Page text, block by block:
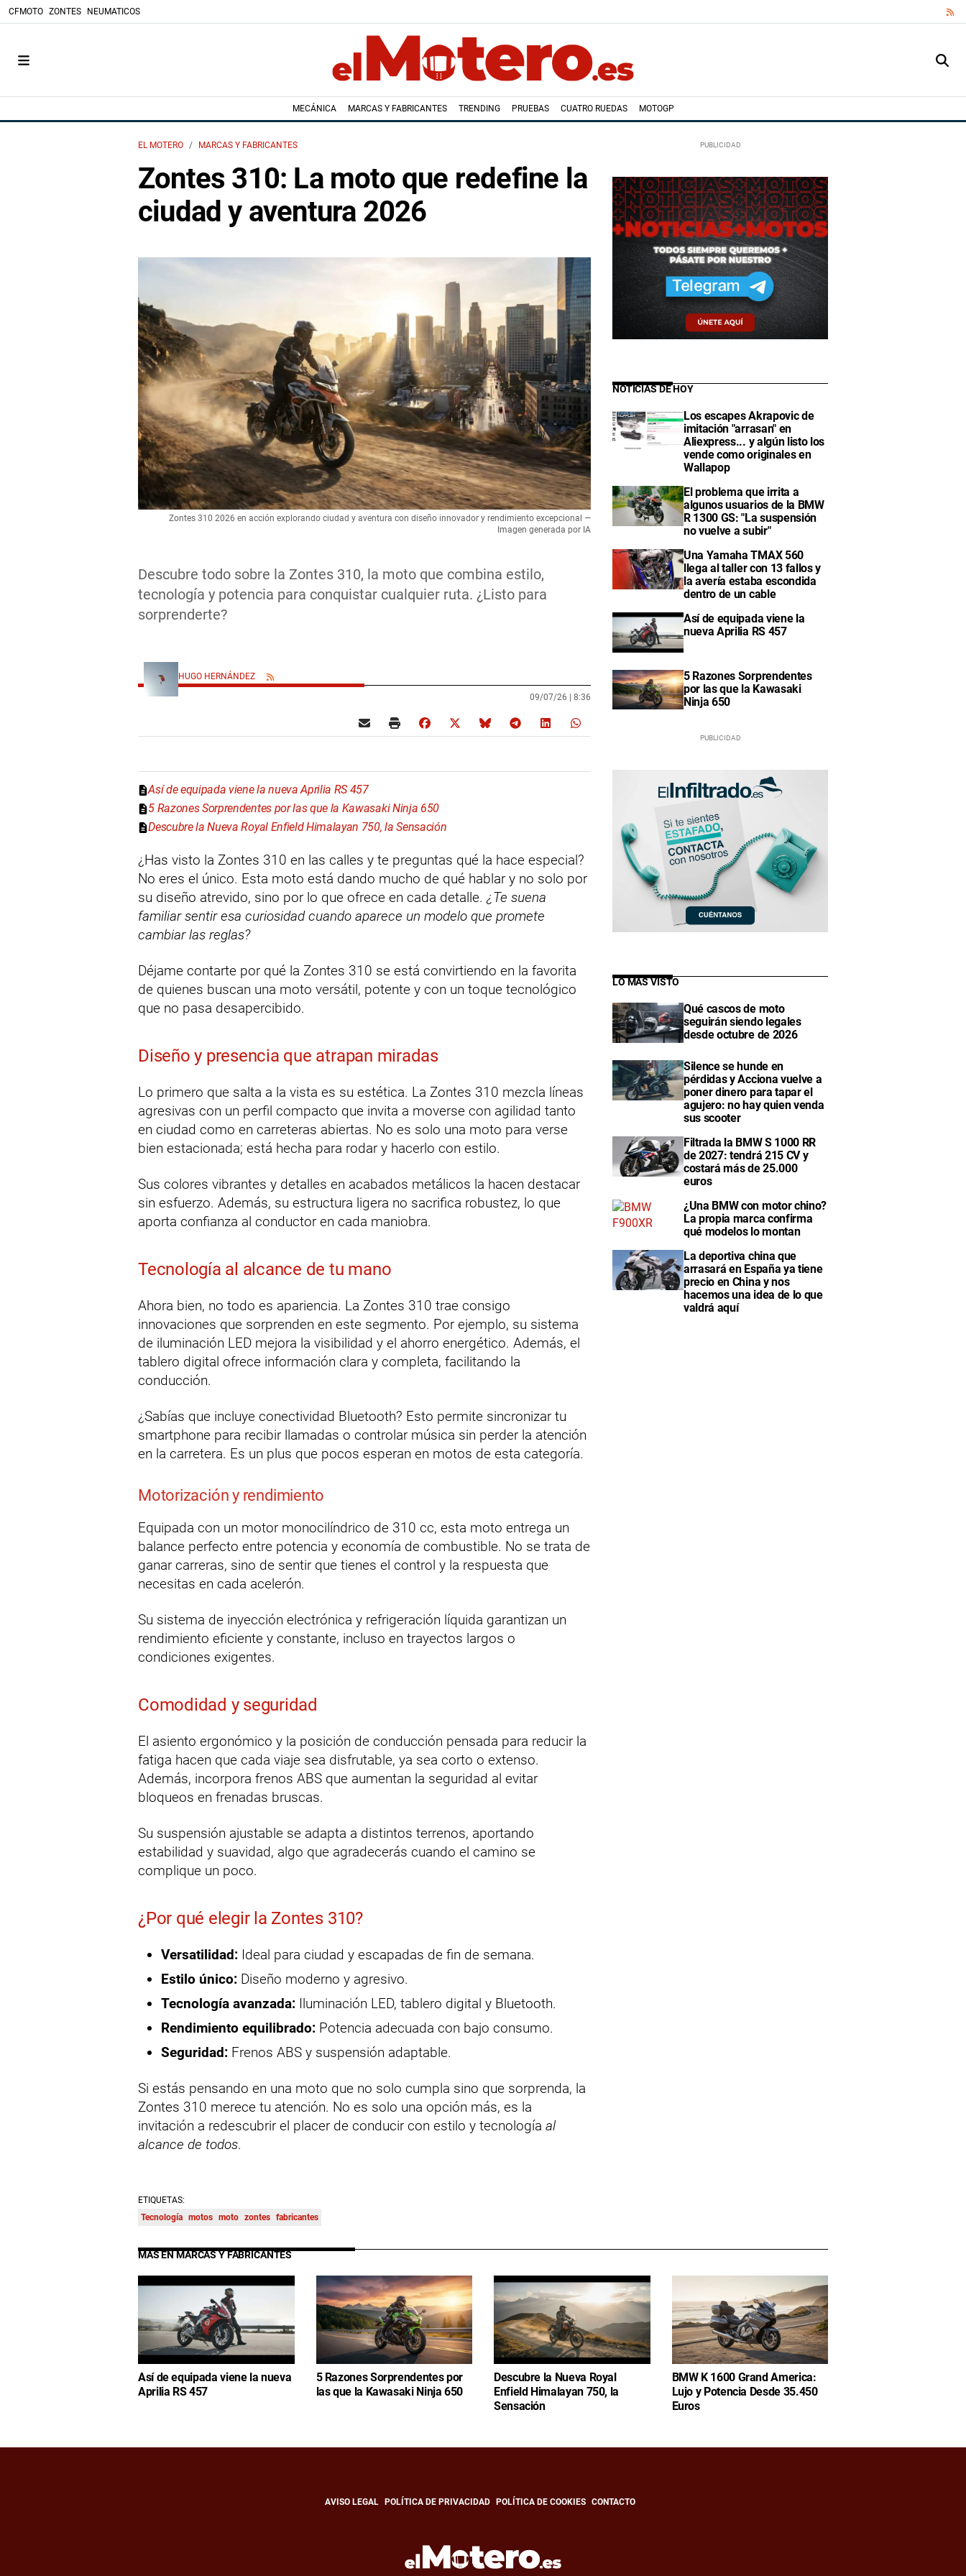
CFMOTO ZONTES NEUMATICOS
MECÁNICA MARCAS Y FABRICANTES TRENDING PRUEBAS CUATRO RUEDAS MOTOGP
EL MOTERO MARCAS Y FABRICANTES
Zontes 310: La moto que redefine la
ciudad y aventura 2026
Descubre todo sobre la Zontes 310, la moto que combina estilo,
tecnología y potencia para conquistar cualquier ruta. ¿Listo para
sorprenderte?
Zontes 310 2026 en acción explorando ciudad y aventura con diseño innovador y rendimiento excepcional —
Imagen generada por IA
HUGO HERNÁNDEZ
09/07/26 | 8:36
Así de equipada viene la nueva Aprilia RS 457
5 Razones Sorprendentes por las que la Kawasaki Ninja 650
Descubre la Nueva Royal Enfield Himalayan 750, la Sensación
¿Has visto la Zontes 310 en las calles y te preguntas qué la hace especial?
No eres el único. Esta moto está dando mucho de qué hablar y no solo por
su diseño atrevido, sino por lo que ofrece en cada detalle. ¿Te suena
familiar sentir esa curiosidad cuando aparece un modelo que promete
cambiar las reglas?
Déjame contarte por qué la Zontes 310 se está convirtiendo en la favorita
de quienes buscan una moto versátil, potente y con un toque tecnológico
que no pasa desapercibido.
Diseño y presencia que atrapan miradas
Lo primero que salta a la vista es su estética. La Zontes 310 mezcla líneas
agresivas con un perfil compacto que invita a moverse con agilidad tanto
en ciudad como en carreteras abiertas. No es solo una moto para verse
bien estacionada; está hecha para rodar y hacerlo con estilo.
Sus colores vibrantes y detalles en acabados metálicos la hacen destacar
sin esfuerzo. Además, su estructura ligera no sacrifica robustez, lo que
aporta confianza al conductor en cada maniobra.
Tecnología al alcance de tu mano
Ahora bien, no todo es apariencia. La Zontes 310 trae consigo
innovaciones que sorprenden en este segmento. Por ejemplo, su sistema
de iluminación LED mejora la visibilidad y el ahorro energético. Además, el
tablero digital ofrece información clara y completa, facilitando la
conducción.
¿Sabías que incluye conectividad Bluetooth? Esto permite sincronizar tu
smartphone para recibir llamadas o controlar música sin perder la atención
en la carretera. Es un plus que pocos esperan en motos de esta categoría.
Motorización y rendimiento
Equipada con un motor monocilíndrico de 310 cc, esta moto entrega un
balance perfecto entre potencia y economía de combustible. No se trata de
ganar carreras, sino de sentir que tienes el control y la respuesta que
necesitas en cada acelerón.
Su sistema de inyección electrónica y refrigeración líquida garantizan un
rendimiento eficiente y constante, incluso en trayectos largos o
condiciones exigentes.
Comodidad y seguridad
El asiento ergonómico y la posición de conducción pensada para reducir la
fatiga hacen que cada viaje sea disfrutable, ya sea corto o extenso.
Además, incorpora frenos ABS que aumentan la seguridad al evitar
bloqueos en frenadas bruscas.
Su suspensión ajustable se adapta a distintos terrenos, aportando
estabilidad y suavidad, algo que agradecerás cuando el camino se
complique un poco.
¿Por qué elegir la Zontes 310?
Versatilidad: Ideal para ciudad y escapadas de fin de semana.
Estilo único: Diseño moderno y agresivo.
Tecnología avanzada: Iluminación LED, tablero digital y Bluetooth.
Rendimiento equilibrado: Potencia adecuada con bajo consumo.
Seguridad: Frenos ABS y suspensión adaptable.
Si estás pensando en una moto que no solo cumpla sino que sorprenda, la
Zontes 310 merece tu atención. No es solo una opción más, es la
invitación a redescubrir el placer de conducir con estilo y tecnología al
alcance de todos.
ETIQUETAS:
Tecnología motos moto zontes fabricantes
NOTICIAS DE HOY
Los escapes Akrapovic de
imitación "arrasan" en
Aliexpress... y algún listo los
vende como originales en
Wallapop
El problema que irrita a
algunos usuarios de la BMW
R 1300 GS: "La suspensión
no vuelve a subir"
Una Yamaha TMAX 560
llega al taller con 13 fallos y
la avería estaba escondida
dentro de un cable
Así de equipada viene la
nueva Aprilia RS 457
5 Razones Sorprendentes
por las que la Kawasaki
Ninja 650
LO MÁS VISTO
Qué cascos de moto
seguirán siendo legales
desde octubre de 2026
Silence se hunde en
pérdidas y Acciona vuelve a
poner dinero para tapar el
agujero: no hay quien venda
sus scooter
Filtrada la BMW S 1000 RR
de 2027: tendrá 215 CV y
costará más de 25.000
euros
¿Una BMW con motor chino?
La propia marca confirma
qué modelos lo montan
La deportiva china que
arrasará en España ya tiene
precio en China y nos
hacemos una idea de lo que
valdrá aquí
MÁS EN MARCAS Y FABRICANTES
Así de equipada viene la nueva
Aprilia RS 457
5 Razones Sorprendentes por
las que la Kawasaki Ninja 650
Descubre la Nueva Royal
Enfield Himalayan 750, la
Sensación
BMW K 1600 Grand America:
Lujo y Potencia Desde 35.450
Euros
AVISO LEGAL POLÍTICA DE PRIVACIDAD POLÍTICA DE COOKIES CONTACTO